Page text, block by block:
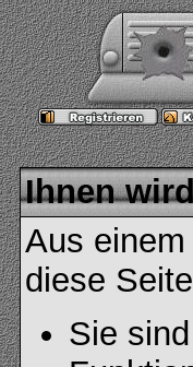
Ihnen
Aus
diese
Sie